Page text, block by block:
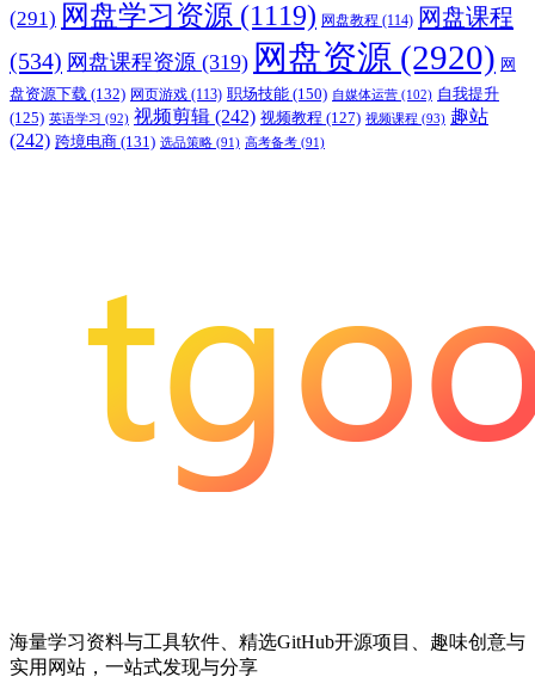
(291) 网盘学习资源 (1119) 网盘教程 (114) 网盘课程
(534) 网盘课程资源 (319) 网盘资源 (2920) 网
盘资源下载 (132) 网页游戏 (113) 职场技能 (150) 自媒体运营 (102) 自我提升
(125) 英语学习 (92) 视频剪辑 (242) 视频教程 (127) 视频课程 (93) 趣站
(242) 跨境电商 (131) 选品策略 (91) 高考备考 (91)
海量学习资料与工具软件、精选GitHub开源项目、趣味创意与
实用网站，一站式发现与分享